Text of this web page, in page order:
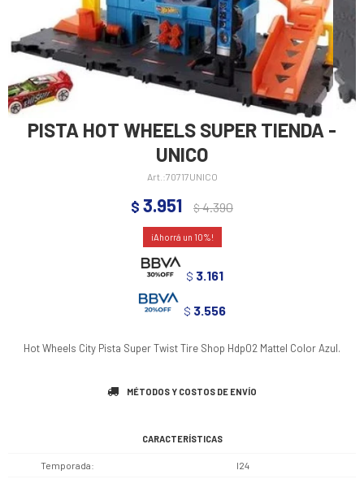
PISTA HOT WHEELS SUPER TIENDA -
UNICO
70717UNICO
$ 3.951 $4.390
10
$ 3.161
$ 3.556
Hot Wheels City Pista Super Twist Tire Shop Hdp02 Mattel Color Azul.
MÉTODOS Y COSTOS DE ENVÍO
CARACTERÍSTICAS
Temporada I24